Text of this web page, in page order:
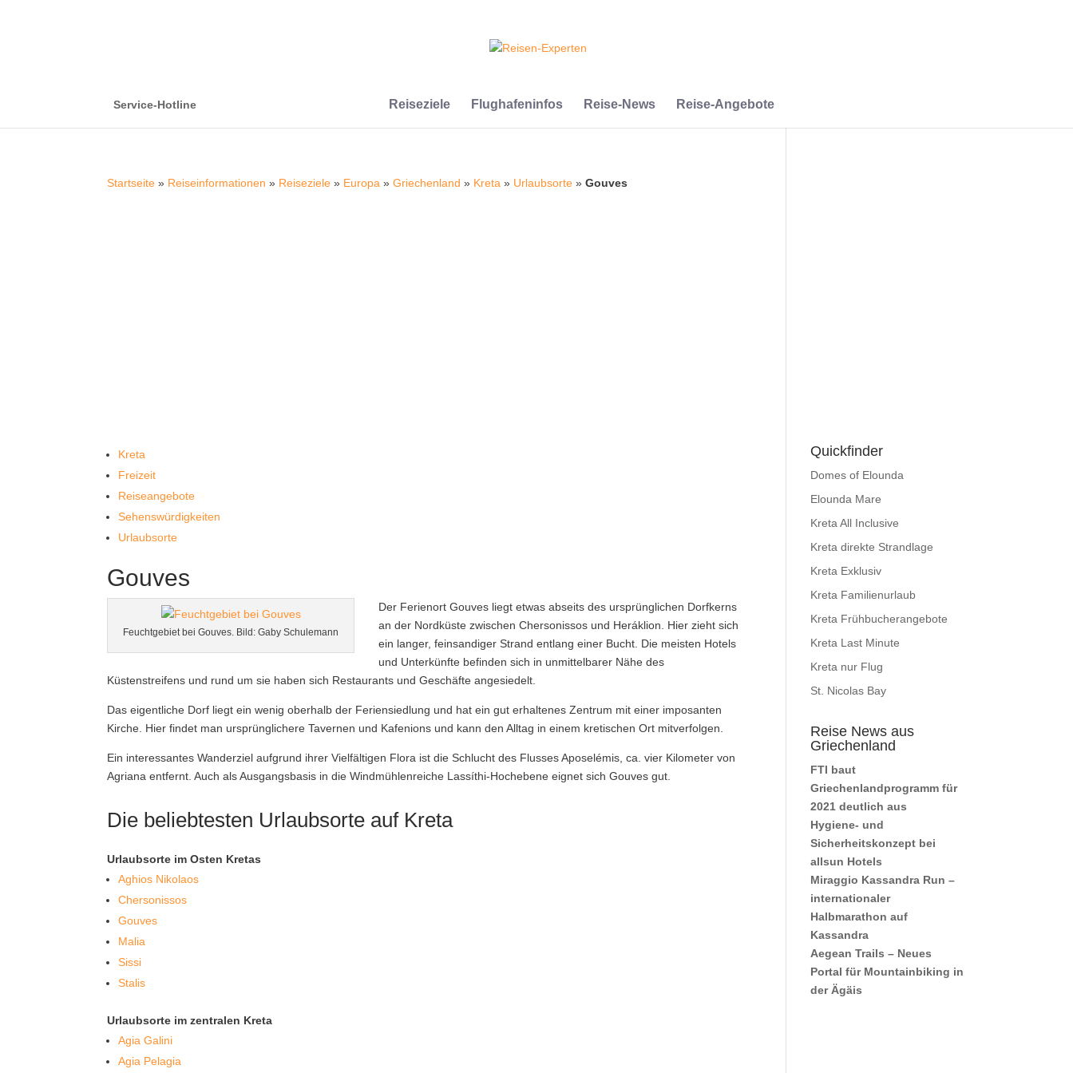
Service-Hotline Reiseziele Flughafeninfos Reise-News Reise-Angebote
Startseite » Reiseinformationen » Reiseziele » Europa »Griechenland » Kreta » Urlaubsorte »Gouves
Kreta
Freizeit
Reiseangebote
Sehenswürdigkeiten
Urlaubsorte
Gouves
Feuchtgebiet bei Gouves. Bild: Gaby Schulemann
Der Ferienort Gouves liegt etwas abseits des ursprünglichen Dorfkerns
an der Nordküste zwischen Chersonissos und Heráklion. Hier zieht sich
ein langer, feinsandiger Strand entlang einer Bucht. Die meisten Hotels
und Unterkünfte befinden sich in unmittelbarer Nähe des
Küstenstreifens und rund um sie haben sich Restaurants und Geschäfte angesiedelt.
Das eigentliche Dorf liegt ein wenig oberhalb der Feriensiedlung und hat ein gut erhaltenes Zentrum mit einer imposanten
Kirche. Hier findet man ursprünglichere Tavernen und Kafenions und kann den Alltag in einem kretischen Ort mitverfolgen.
Ein interessantes Wanderziel aufgrund ihrer Vielfältigen Flora ist die Schlucht des Flusses Aposelémis, ca. vier Kilometer von
Agriana entfernt. Auch als Ausgangsbasis in die Windmühlenreiche Lassíthi-Hochebene eignet sich Gouves gut.
Die beliebtesten Urlaubsorte auf Kreta
Urlaubsorte im Osten Kretas
Aghios Nikolaos
Chersonissos
Gouves
Malia
Sissi
Stalis
Urlaubsorte im zentralen Kreta
Agia Galini
Agia Pelagia
Quickfinder
Domes of Elounda
Elounda Mare
Kreta All Inclusive
Kreta direkte Strandlage
Kreta Exklusiv
Kreta Familienurlaub
Kreta Frühbucherangebote
Kreta Last Minute
Kreta nur Flug
St. Nicolas Bay
Reise News aus
Griechenland
FTI baut
Griechenlandprogramm für
2021 deutlich aus
Hygiene- und
Sicherheitskonzept bei
allsun Hotels
Miraggio Kassandra Run –
internationaler
Halbmarathon auf
Kassandra
Aegean Trails – Neues
Portal für Mountainbiking in
der Ägäis